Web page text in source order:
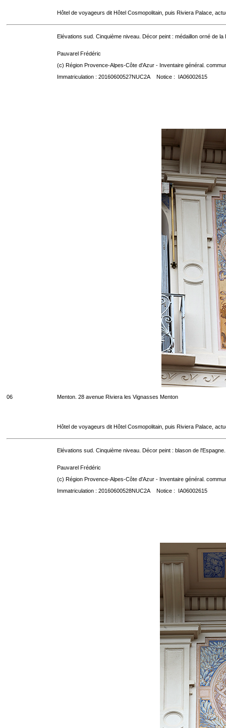
Hôtel de voyageurs dit Hôtel Cosmopolitain, puis Riviera Palace,
Elévations sud. Cinquième niveau. Décor peint : médaillon orné de la
Pauvarel Frédéric
(c) Région Provence-Alpes-Côte d'Azur - Inventaire général.
Immatriculation : 20160600527NUC2A Notice : IA06002615
06 Menton. 28 avenue Riviera les Vignasses Menton
Hôtel de voyageurs dit Hôtel Cosmopolitain, puis Riviera Palace,
Elévations sud. Cinquième niveau. Décor peint : blason de l'Espagne.
Pauvarel Frédéric
(c) Région Provence-Alpes-Côte d'Azur - Inventaire général.
Immatriculation : 20160600528NUC2A Notice : IA06002615